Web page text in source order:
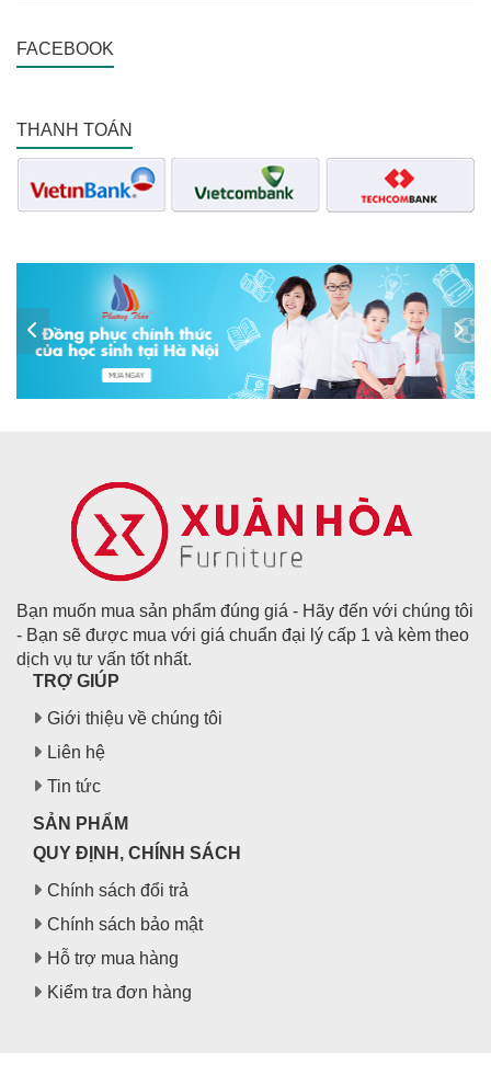
FACEBOOK
THANH TOÁN
Bạn muốn mua sản phẩm đúng giá - Hãy đến với chúng tôi
- Bạn sẽ được mua với giá chuẩn đại lý cấp 1 và kèm theo
dịch vụ tư vấn tốt nhất.
TRỢ GIÚP
Giới thiệu về chúng tôi
Liên hệ
Tin tức
SẢN PHẨM
QUY ĐỊNH, CHÍNH SÁCH
Chính sách đổi trả
Chính sách bảo mật
Hỗ trợ mua hàng
Kiểm tra đơn hàng